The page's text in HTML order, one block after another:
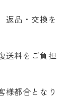
返品・交換を
送料をご負担
様都合となり